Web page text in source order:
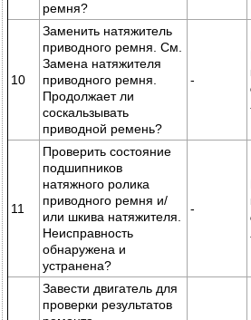
ремня?
10
Заменить натяжитель
приводного ремня. См.
Замена натяжителя
приводного ремня.
Продолжает ли
соскальзывать
приводной ремень?
-
11
Проверить состояние
подшипников
натяжного ролика
приводного ремня и/
или шкива натяжителя.
Неисправность
обнаружена и
устранена?
-
Завести двигатель для
проверки результатов